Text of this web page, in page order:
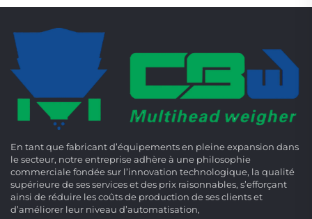
En tant que fabricant d’équipements en pleine expansion dans
le secteur, notre entreprise adhère à une philosophie
commerciale fondée sur l’innovation technologique, la qualité
supérieure de ses services et des prix raisonnables, s’efforçant
ainsi de réduire les coûts de production de ses clients et
d’améliorer leur niveau d’automatisation,